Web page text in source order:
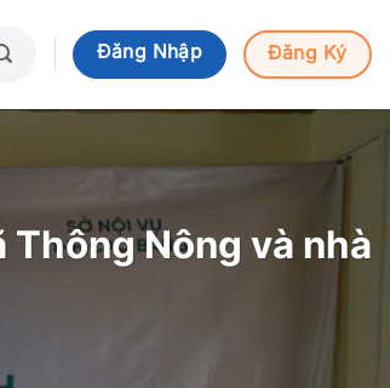
Đăng Nhập Đăng Ký
Nông và nhà